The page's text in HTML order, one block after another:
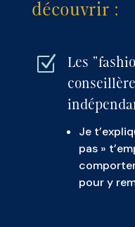
découvrir :
Z
Les
Je
pas »
pour y